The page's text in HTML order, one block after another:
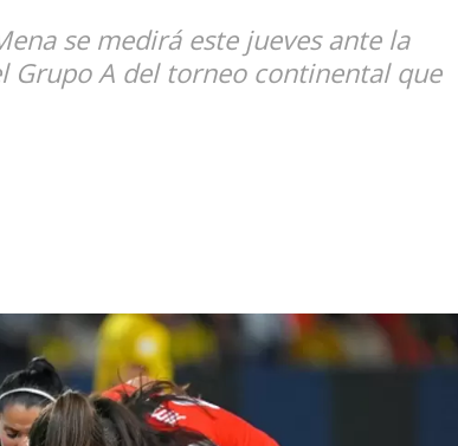
se medirá este jueves ante la
Grupo A del torneo continental que